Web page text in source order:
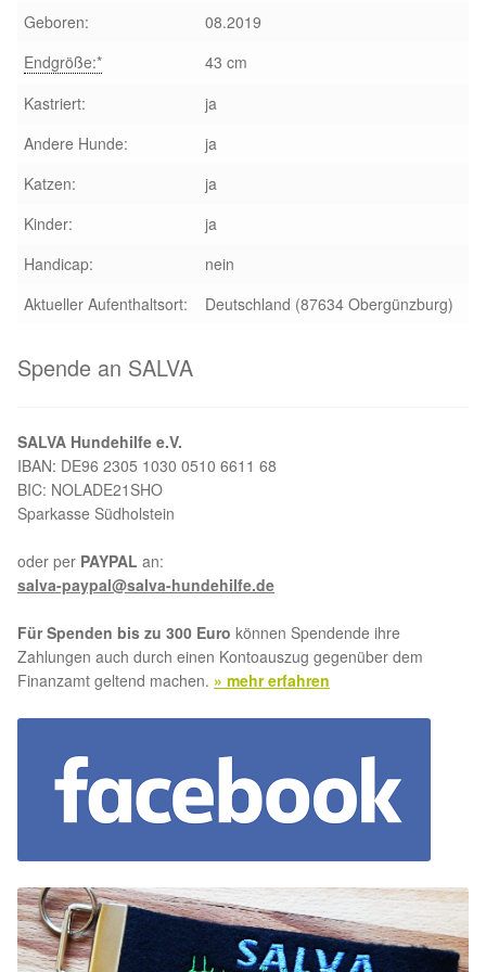
Updates „Hilfe La Linea“
Partnertierheim in Bulgarien
Partnertierheim in Polen
Geboren:
08.2019
Endgröße:*
43 cm
Kastriert:
ja
Andere Hunde:
ja
Katzen:
ja
Kinder:
ja
Handicap:
nein
Aktueller Aufenthaltsort:
Deutschland (87634 Obergünzburg)
Spende an SALVA
SALVA Hundehilfe e.V.
IBAN: DE96 2305 1030 0510 6611 68
BIC: NOLADE21SHO
Sparkasse Südholstein
oder per PAYPAL an:
salva-paypal@salva-hundehilfe.de
Für Spenden bis zu 300 Euro können Spendende ihre
Zahlungen auch durch einen Kontoauszug gegenüber dem
Finanzamt geltend machen. » mehr erfahren